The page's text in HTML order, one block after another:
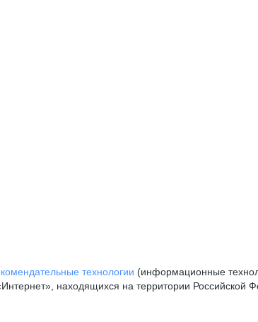
технологии (информационные
находящихся на территории Российской